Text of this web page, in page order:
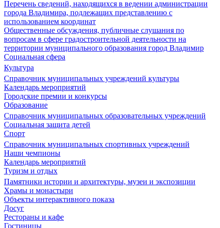
Перечень сведений, находящихся в ведении администрации
города Владимира, подлежащих представлению с
использованием координат
Общественные обсуждения, публичные слушания по
вопросам в сфере градостроительной деятельности на
территории муниципального образования город Владимир
Социальная сфера
Культура
Справочник муниципальных учреждений культуры
Календарь мероприятий
Городские премии и конкурсы
Образование
Справочник муниципальных образовательных учреждений
Социальная защита детей
Спорт
Справочник муниципальных спортивных учреждений
Наши чемпионы
Календарь мероприятий
Туризм и отдых
Памятники истории и архитектуры, музеи и экспозиции
Храмы и монастыри
Объекты интерактивного показа
Досуг
Рестораны и кафе
Гостиницы